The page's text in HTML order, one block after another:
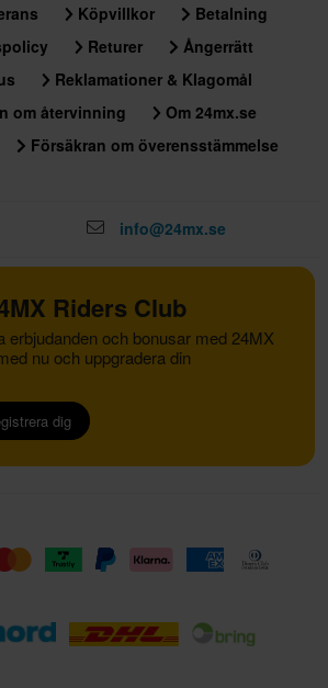
Köpvillkor
Betalning
Returer
Ångerrätt
Reklamationer & Klagomål
om återvinning
Om 24mx.se
Försäkran om överensstämmelse
info@24mx.se
Riders Club
erbjudanden och bonusar med 24MX
nu och uppgradera din
dig